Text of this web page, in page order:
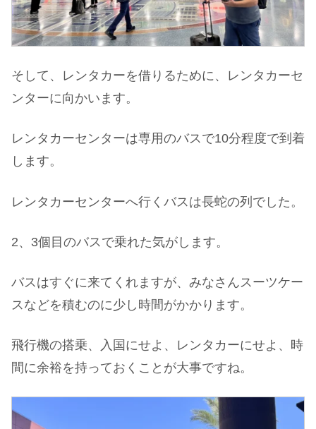
そして、レンタカーを借りるために、レンタカーセ
ンターに向かいます。
レンタカーセンターは専用のバスで10分程度で到着
します。
レンタカーセンターへ行くバスは長蛇の列でした。
2、3個目のバスで乗れた気がします。
バスはすぐに来てくれますが、みなさんスーツケー
スなどを積むのに少し時間がかかります。
飛行機の搭乗、入国にせよ、レンタカーにせよ、時
間に余裕を持っておくことが大事ですね。